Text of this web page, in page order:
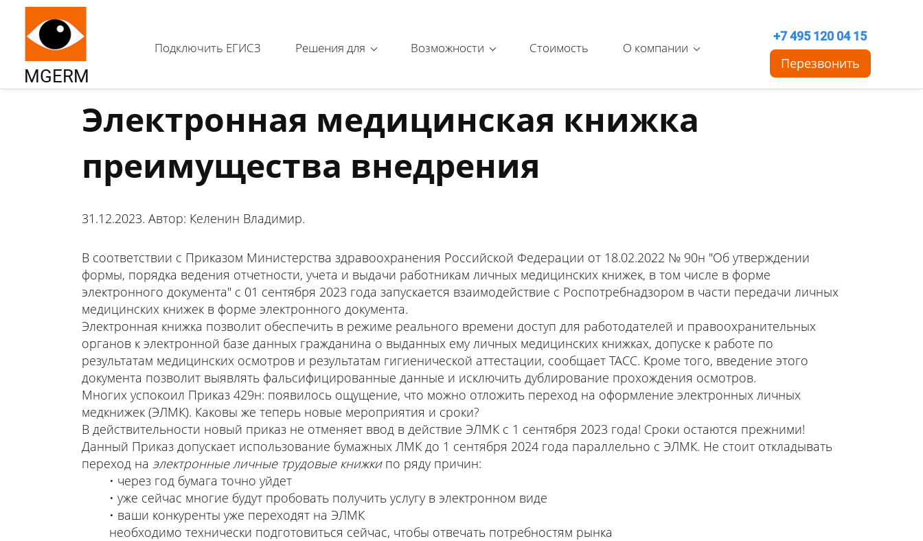
MGERM
Подключить ЕГИСЗ Решения для Возможности Стоимость О компании
+7 495 120 04 15
Перезвонить
Электронная медицинская книжка
преимущества внедрения
31.12.2023. Автор: Келенин Владимир.
В соответствии с Приказом Министерства здравоохранения Российской Федерации от 18.02.2022 № 90н "Об утверждении
формы, порядка ведения отчетности, учета и выдачи работникам личных медицинских книжек, в том числе в форме
электронного документа" с 01 сентября 2023 года запускается взаимодействие с Роспотребнадзором в части передачи личных
медицинских книжек в форме электронного документа.
Электронная книжка позволит обеспечить в режиме реального времени доступ для работодателей и правоохранительных
органов к электронной базе данных гражданина о выданных ему личных медицинских книжках, допуске к работе по
результатам медицинских осмотров и результатам гигиенической аттестации, сообщает ТАСС. Кроме того, введение этого
документа позволит выявлять фальсифицированные данные и исключить дублирование прохождения осмотров.
Многих успокоил Приказ 429н: появилось ощущение, что можно отложить переход на оформление электронных личных
медкнижек (ЭЛМК). Каковы же теперь новые мероприятия и сроки?
В действительности новый приказ не отменяет ввод в действие ЭЛМК с 1 сентября 2023 года! Сроки остаются прежними!
Данный Приказ допускает использование бумажных ЛМК до 1 сентября 2024 года параллельно с ЭЛМК. Не стоит откладывать
переход на электронные личные трудовые книжкипо ряду причин:
через год бумага точно уйдет
уже сейчас многие будут пробовать получить услугу в электронном виде
ваши конкуренты уже переходят на ЭЛМК
необходимо технически подготовиться сейчас, чтобы отвечать потребностям рынка